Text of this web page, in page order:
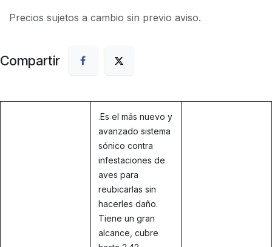
Precios sujetos a cambio sin previo aviso.
Compartir
.Es el más nuevo y
avanzado sistema
sónico contra
infestaciones de
aves para
reubicarlas sin
hacerles daño.
Tiene un gran
alcance, cubre